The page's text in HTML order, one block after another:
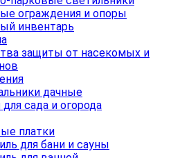
ограждения и опоры
инвентарь
защиты от насекомых и
дачные
сада и огорода
платки
для бани и сауны